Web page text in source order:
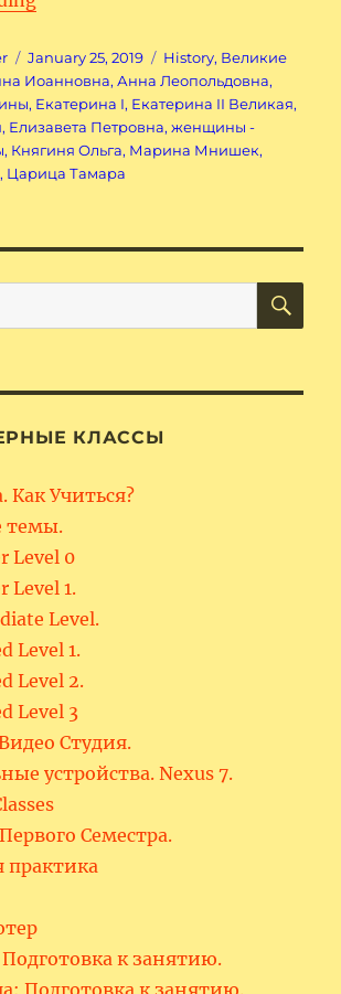
Posted
on
January 25, 2019 Categories
History, Великие
Иоанновна,Анна Леопольдовна,
, Екатерина I, Екатерина II Великая,
, Елизавета Петровна,женщины -
, Княгиня Ольга, Марина Мнишек,
, Царица Тамара
КЛАССЫ
Как Учиться?
темы.
Level 0
Level 1.
Level.
Level 1.
Level 2.
Level 3
Студия.
устройства. Nexus 7.
Семестра.
практика
Подготовка к занятию.